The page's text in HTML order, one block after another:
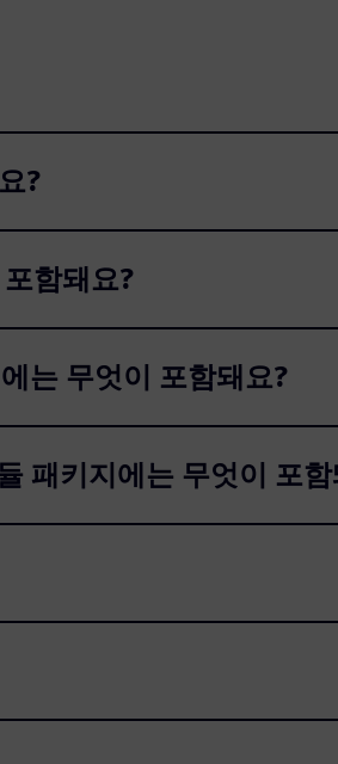
?
함돼요?
는 무엇이 포함돼요?
패키지에는 무엇이 포